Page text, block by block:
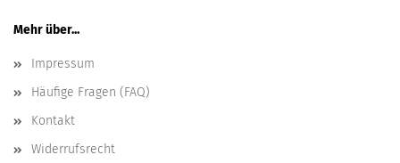
Mehr über...
Impressum
Häufige Fragen (FAQ)
Kontakt
Widerrufsrecht